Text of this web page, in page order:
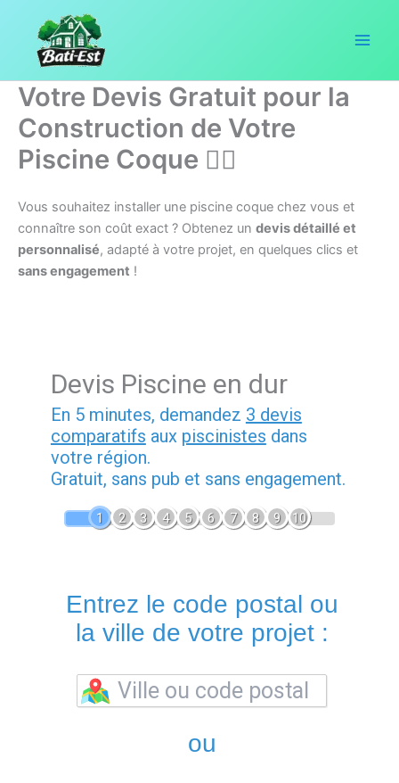
contenu
Votre Devis Gratuit pour la
Construction de Votre
Piscine Coque 🏊‍♂️
Vous souhaitez installer une piscine coque chez vous et
connaître son coût exact ? Obtenez un devis détaillé et
personnalisé, adapté à votre projet, en quelques clics et
sans engagement !
Devis Piscine en dur
En 5 minutes, demandez 3 devis
comparatifs aux piscinistes dans
votre région.
Gratuit, sans pub et sans engagement.
1 2 3 4 5 6 7 8 9 10
Entrez le code postal ou
la ville de votre projet :
ou